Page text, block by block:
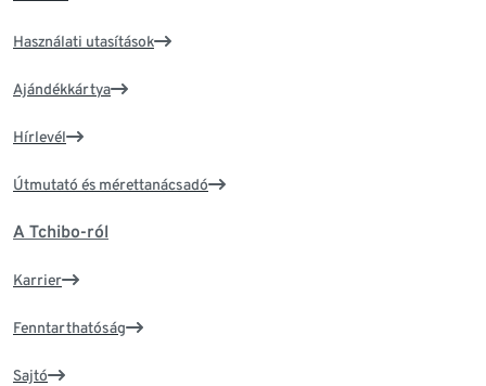
Használati utasítások
Ajándékkártya
Hírlevél
Útmutató és mérettanácsadó
A Tchibo-ról
Karrier
Fenntarthatóság
Sajtó